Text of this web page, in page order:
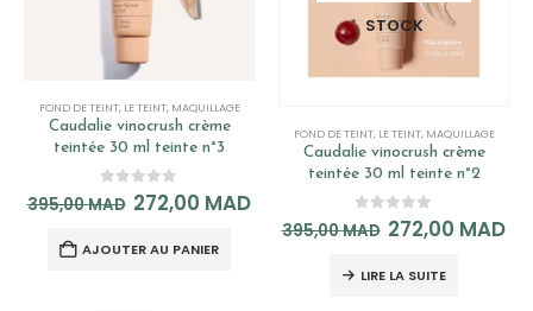
FOND DE TEINT, LE TEINT, MAQUILLAGE
Caudalie vinocrush crème
teintée 30 ml teinte n°3
out of 5
395,00MAD 272,00 MAD
AJOUTER AU PANIER
STOCK
FOND DE TEINT, LE TEINT, MAQUILLAGE
Caudalie vinocrush crème
teintée 30 ml teinte n°2
out of 5
395,00MAD 272,00 MAD
LIRE LA SUITE